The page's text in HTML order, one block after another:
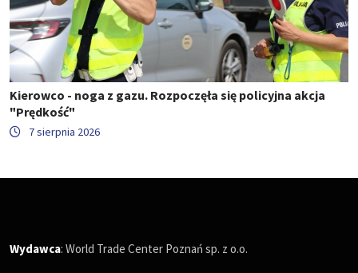
Kierowco - noga z gazu. Rozpoczęła się policyjna akcja
"Prędkość"
7 sierpnia 2026
Wydawca: World Trade Center Poznań sp. z o.o.